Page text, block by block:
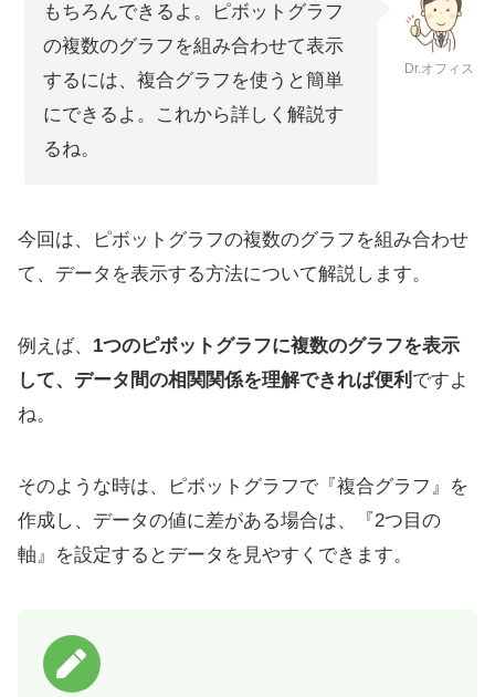
もちろんできるよ。ピボットグラフ
の複数のグラフを組み合わせて表示
するには、複合グラフを使うと簡単
にできるよ。これから詳しく解説す
るね。
Dr.オフィス
今回は、ピボットグラフの複数のグラフを組み合わせ
て、データを表示する方法について解説します。
例えば、 1つのピボットグラフに複数のグラフを表示
して、データ間の相関関係を理解できれば便利 ですよ
ね。
そのような時は、ピボットグラフで『複合グラフ』を
作成し、データの値に差がある場合は、『2つ目の
軸』を設定するとデータを見やすくできます。